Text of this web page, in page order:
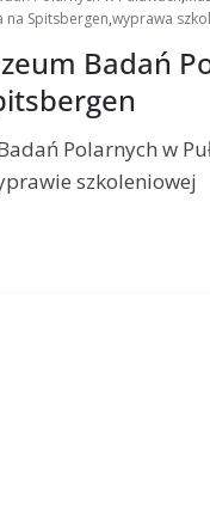
na Spitsbergen,wyprawa
Badań
Polarnych w
szkoleniowej